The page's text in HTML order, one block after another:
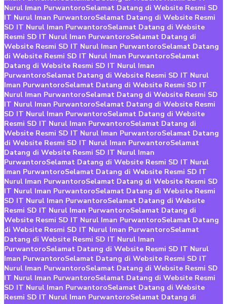
Nurul Iman PurwantoroSelamat Datang di Website Resmi SD
IT Nurul Iman PurwantoroSelamat Datang di Website Resmi
SD IT Nurul Iman PurwantoroSelamat Datang di Website
Resmi SD IT Nurul Iman PurwantoroSelamat Datang di
Website Resmi SD IT Nurul Iman PurwantoroSelamat Datang
di Website Resmi SD IT Nurul Iman PurwantoroSelamat
Datang di Website Resmi SD IT Nurul Iman
PurwantoroSelamat Datang di Website Resmi SD IT Nurul
Iman PurwantoroSelamat Datang di Website Resmi SD IT
Nurul Iman PurwantoroSelamat Datang di Website Resmi SD
IT Nurul Iman PurwantoroSelamat Datang di Website Resmi
SD IT Nurul Iman PurwantoroSelamat Datang di Website
Resmi SD IT Nurul Iman PurwantoroSelamat Datang di
Website Resmi SD IT Nurul Iman PurwantoroSelamat Datang
di Website Resmi SD IT Nurul Iman PurwantoroSelamat
Datang di Website Resmi SD IT Nurul Iman
PurwantoroSelamat Datang di Website Resmi SD IT Nurul
Iman PurwantoroSelamat Datang di Website Resmi SD IT
Nurul Iman PurwantoroSelamat Datang di Website Resmi SD
IT Nurul Iman PurwantoroSelamat Datang di Website Resmi
SD IT Nurul Iman PurwantoroSelamat Datang di Website
Resmi SD IT Nurul Iman PurwantoroSelamat Datang di
Website Resmi SD IT Nurul Iman PurwantoroSelamat Datang
di Website Resmi SD IT Nurul Iman PurwantoroSelamat
Datang di Website Resmi SD IT Nurul Iman
PurwantoroSelamat Datang di Website Resmi SD IT Nurul
Iman PurwantoroSelamat Datang di Website Resmi SD IT
Nurul Iman PurwantoroSelamat Datang di Website Resmi SD
IT Nurul Iman PurwantoroSelamat Datang di Website Resmi
SD IT Nurul Iman PurwantoroSelamat Datang di Website
Resmi SD IT Nurul Iman PurwantoroSelamat Datang di